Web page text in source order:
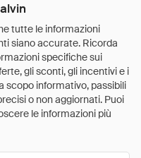
tutte le informazioni
siano accurate. Ricorda
specifiche sui
gli sconti, gli incentivi e i
scopo informativo, passibili
o non aggiornati. Puoi
le informazioni più